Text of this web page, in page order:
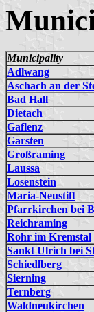
Municipality
Adlwang
Aschach an der
Bad Hall
Dietach
Gaflenz
Garsten
Großraming
Laussa
Losenstein
Maria-Neustift
Pfarrkirchen bei
Reichraming
Rohr im Kremstal
Sankt Ulrich bei
Schiedlberg
Sierning
Ternberg
Waldneukirchen